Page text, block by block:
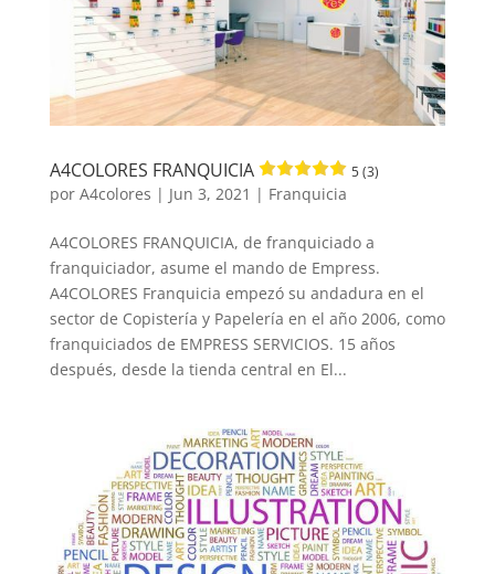
A4COLORES FRANQUICIA 5 (3)
por A4colores | Jun 3, 2021 | Franquicia
A4COLORES FRANQUICIA, de franquiciado a
franquiciador, asume el mando de Empress.
A4COLORES Franquicia empezó su andadura en el
sector de Copistería y Papelería en el año 2006, como
franquiciados de EMPRESS SERVICIOS. 15 años
después, desde la tienda central en El...